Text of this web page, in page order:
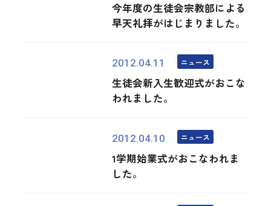
今年度の生徒会宗教部による
早天礼拝がはじまりました。
2012.04.11 ニュース
生徒会新入生歓迎式がおこな
われました。
2012.04.10 ニュース
1学期始業式がおこなわれま
した。